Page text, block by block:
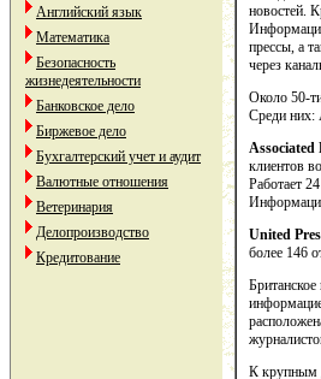
Английский язык
Математика
Безопасность
жизнедеятельности
Банковское дело
Биржевое дело
Бухгалтерский учет и аудит
Валютные отношения
Ветеринария
Делопроизводство
Кредитование
новостей.
прессы, а
через
Около 50-
Среди них:
Associated
клиентов
Работает
United
более 146
К крупным